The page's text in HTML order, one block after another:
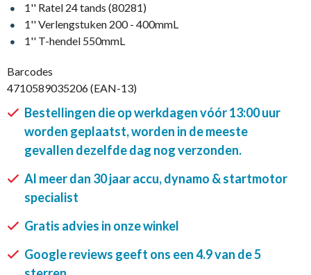
1'' Ratel 24 tands (80281)
1'' Verlengstuken 200 - 400mmL
1'' T-hendel 550mmL
Barcodes
4710589035206 (EAN-13)
Bestellingen die op werkdagen vóór 13:00 uur
worden geplaatst, worden in de meeste
gevallen dezelfde dag nog verzonden.
Al meer dan 30 jaar accu, dynamo & startmotor
specialist
Gratis advies in onze winkel
Google reviews geeft ons een 4.9 van de 5